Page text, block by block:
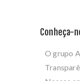
Conheça-
O grupo